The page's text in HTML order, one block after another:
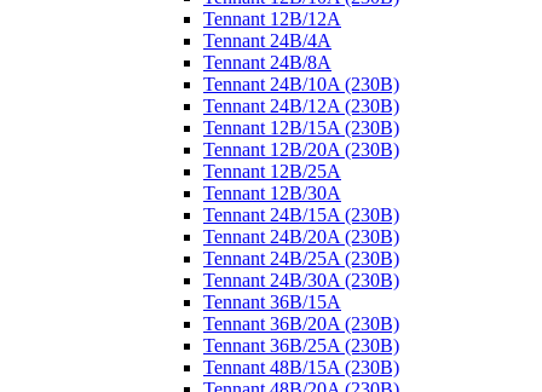
Tennant 12B/12A
Tennant 24B/4A
Tennant 24B/8A
Tennant 24B/10A (230B)
Tennant 24B/12A (230B)
Tennant 12B/15A (230B)
Tennant 12B/20A (230B)
Tennant 12B/25A
Tennant 12B/30A
Tennant 24B/15A (230B)
Tennant 24B/20A (230B)
Tennant 24B/25A (230B)
Tennant 24B/30A (230B)
Tennant 36B/15A
Tennant 36B/20A (230B)
Tennant 36B/25A (230B)
Tennant 48B/15A (230B)